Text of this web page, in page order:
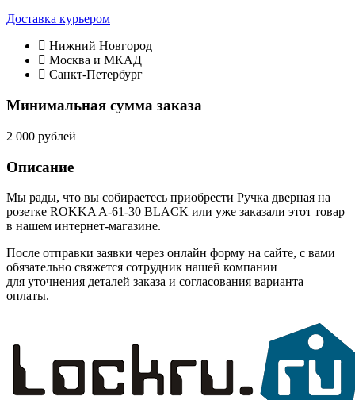
Доставка курьером
Нижний Новгород
Москва и МКАД
Санкт-Петербург
Минимальная сумма заказа
2 000 рублей
Описание
Мы рады, что вы собираетесь приобрести Ручка дверная на
розетке ROKKA A-61-30 BLACK или уже заказали этот товар
в нашем интернет-магазине.
После отправки заявки через онлайн форму на сайте, с вами
обязательно свяжется сотрудник нашей компании
для уточнения деталей заказа и согласования варианта
оплаты.